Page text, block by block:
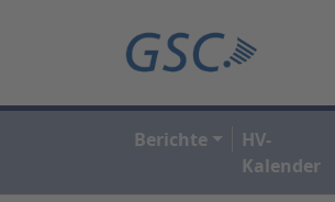
Berichte
HV-
Kalender